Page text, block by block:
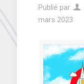
Publié par
mars 2023